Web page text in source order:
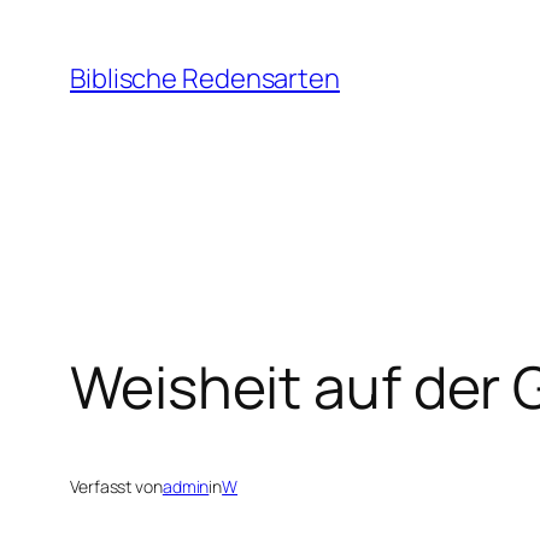
Inhalt
springen
Biblische Redensarten
Weisheit auf der
Verfasst vonadmininW